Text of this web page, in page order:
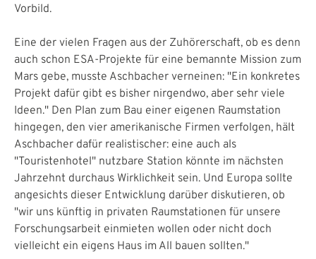
Vorbild.
Eine der vielen Fragen aus der Zuhörerschaft, ob es denn
auch schon ESA-Projekte für eine bemannte Mission zum
Mars gebe, musste Aschbacher verneinen: "Ein konkretes
Projekt dafür gibt es bisher nirgendwo, aber sehr viele
Ideen." Den Plan zum Bau einer eigenen Raumstation
hingegen, den vier amerikanische Firmen verfolgen, hält
Aschbacher dafür realistischer: eine auch als
"Touristenhotel" nutzbare Station könnte im nächsten
Jahrzehnt durchaus Wirklichkeit sein. Und Europa sollte
angesichts dieser Entwicklung darüber diskutieren, ob
"wir uns künftig in privaten Raumstationen für unsere
Forschungsarbeit einmieten wollen oder nicht doch
vielleicht ein eigens Haus im All bauen sollten."